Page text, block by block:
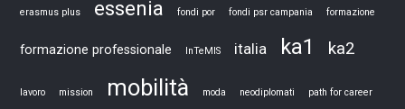
erasmus plus essenia fondi por fondi psr campania formazione
formazione professionale InTeMIS italia ka1 ka2
lavoro mission mobilità moda neodiplomati path for career